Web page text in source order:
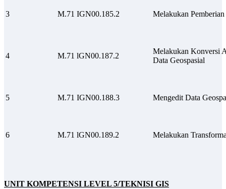
3 M.71 IGN00.185.2 Melakukan
4 M.71 lGN00.187.2
Melakukan Konversi
Data Geospasial
5 M.71 IGN00.188.3 Mengedit Data
6 M.71 lGN00.189.2 Melakukan
UNIT KOMPETENSI LEVEL 5/TEKNISI GIS